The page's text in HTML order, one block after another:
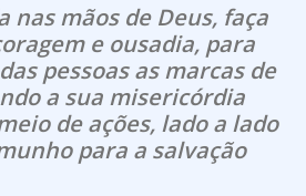
nas mãos de Deus, faça
e ousadia, para
pessoas as marcas de
a sua misericórdia
de ações, lado a lado
para a salvação